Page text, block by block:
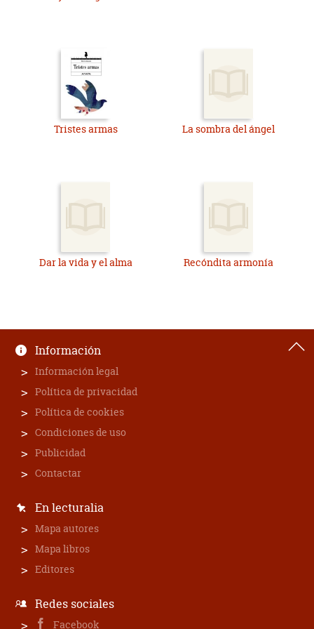
disfrutarlo. Y, por supuesto, a la escritora y su peculiar King
leerían y merece la pena leerlo, porque es muy bueno. Yo he
disfrutado mucho leyéndolo y releyéndolo, y lo recomiendo.
Tristes armas La sombra del ángel
Dar la vida y el alma Recóndita armonía
Información
Información legal
Política de privacidad
Política de cookies
Condiciones de uso
Publicidad
Contactar
En lecturalia
Mapa autores
Mapa libros
Editores
Redes sociales
Facebook